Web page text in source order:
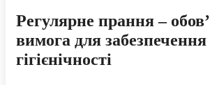
Регулярне прання –
вимога для забезпечення
гігієнічності